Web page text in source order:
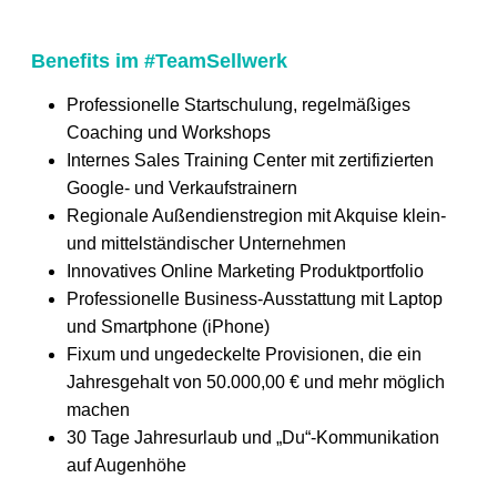
Benefits im #TeamSellwerk
Professionelle Startschulung, regelmäßiges
Coaching und Workshops
Internes Sales Training Center mit zertifizierten
Google- und Verkaufstrainern
Regionale Außendienstregion mit Akquise klein-
und mittelständischer Unternehmen
Innovatives Online Marketing Produktportfolio
Professionelle Business-Ausstattung mit Laptop
und Smartphone (iPhone)
Fixum und ungedeckelte Provisionen, die ein
Jahresgehalt von 50.000,00 € und mehr möglich
machen
30 Tage Jahresurlaub und „Du“-Kommunikation
auf Augenhöhe